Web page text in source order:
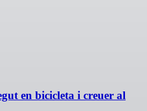
en bicicleta i creuer al